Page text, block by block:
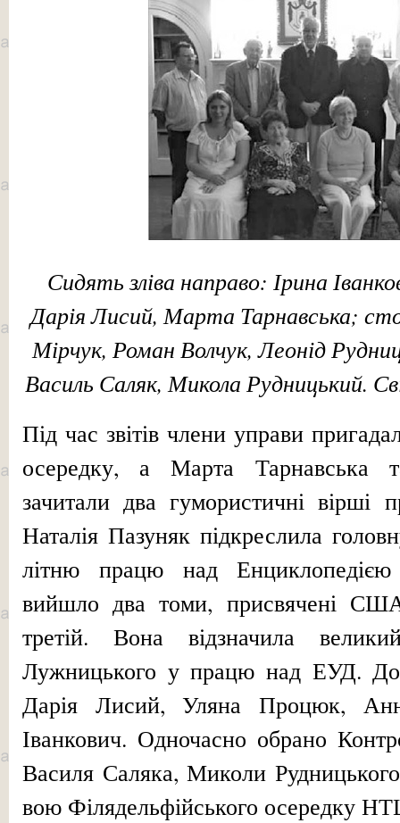
Сидять зліва направо: Ірина
Дарія Лисий, Марта Тарнавська;
Мірчук, Роман Волчук, Леонід
Василь Саляк, Микола Рудницький.
Під час звітів члени управи
осередку, а Марта Тарнавська
зачитали два гумористич­ні
Наталія Пазуняк підкреслила
літню працю над Енциклопедією
вийшло два томи, присвячені США,
третій. Вона відзначила
Лужницького у працю над ЕУД. До
Дарія Лисий, Уляна Процюк,
Іванкович. Одночасно обрано
Василя Саляка, Миколи
вою Філядельфійського осередку